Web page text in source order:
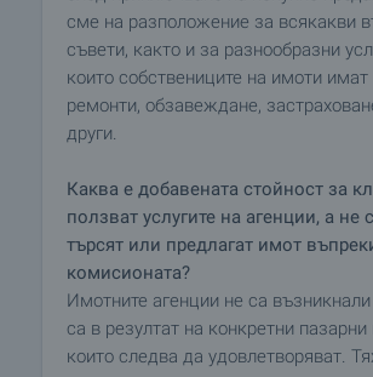
сме на разположение за всякакви
съвети, както и за разнообразни
които собствениците на имоти
ремонти, обзавеждане,
други.
Каква е добавената стойност за
ползват услугите на агенции, а не
търсят или предлагат имот
комисионата?
Имотните агенции не са възникнали
са в резултат на конкретни
които следва да удовлетворяват.